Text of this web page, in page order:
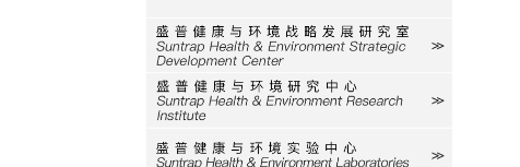
研究室
研究中心
实验中心